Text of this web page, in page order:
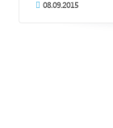
08.09.2015